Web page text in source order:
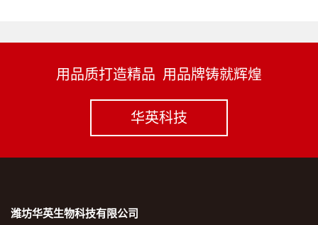
用品质打造精品 用品牌铸就辉煌
华英科技
潍坊华英生物科技有限公司